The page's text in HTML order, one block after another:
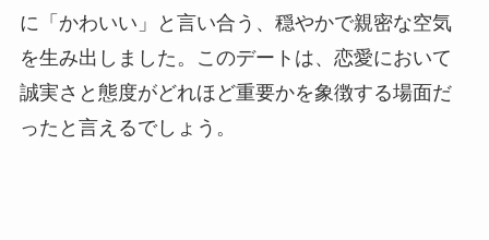
に「かわいい」と言い合う、穏やかで親密な空気
を生み出しました。このデートは、恋愛において
誠実さと態度がどれほど重要かを象徴する場面だ
ったと言えるでしょう。